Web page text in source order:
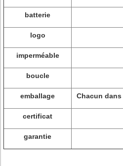
batterie
logo
imperméable
boucle
emballage Chacun
certificat
garantie